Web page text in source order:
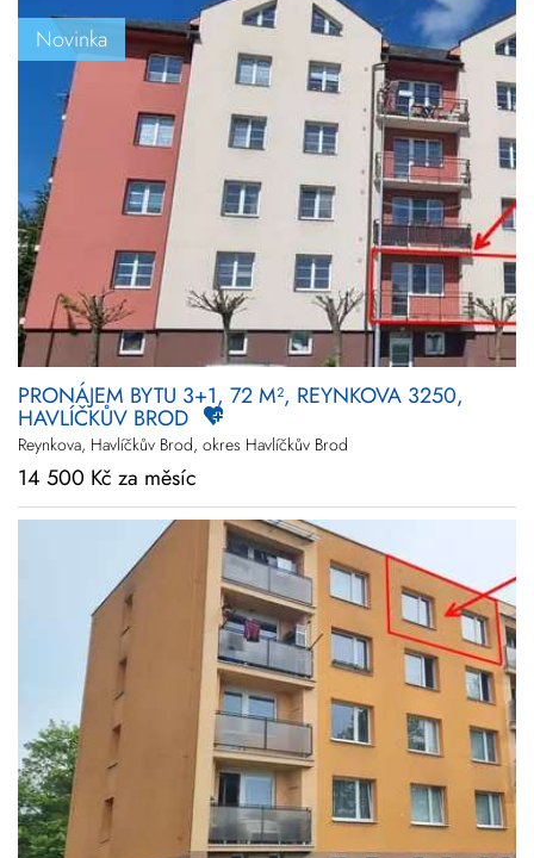
Novinka
PRONÁJEM BYTU 3+1, 72 M², REYNKOVA 3250,
HAVLÍČKŮV BROD
Reynkova, Havlíčkův Brod, okres Havlíčkův Brod
14 500 Kč za měsíc